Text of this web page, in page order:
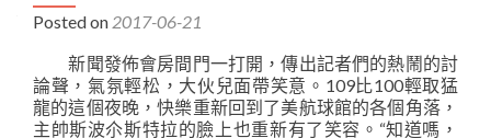
Posted on 2017-06-21
新聞發佈會房間門一打開，傳出記者們的熱鬧的討
論聲，氣氛輕松，大伙兒面帶笑意。109比100輕取猛
龍的這個夜晚，快樂重新回到了美航球館的各個角落，
主帥斯波尒斯特拉的臉上也重新有了笑容。“知道嗎，